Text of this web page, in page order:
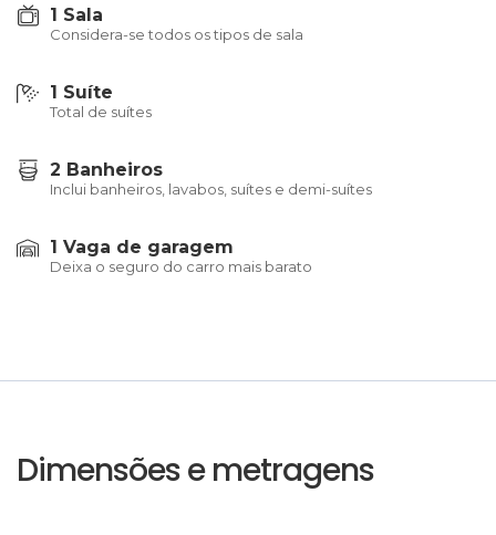
1 Sala
Considera-se todos os tipos de sala
1 Suíte
Total de suítes
2 Banheiros
Inclui banheiros, lavabos, suítes e demi-suítes
1 Vaga de garagem
Deixa o seguro do carro mais barato
Dimensões e metragens